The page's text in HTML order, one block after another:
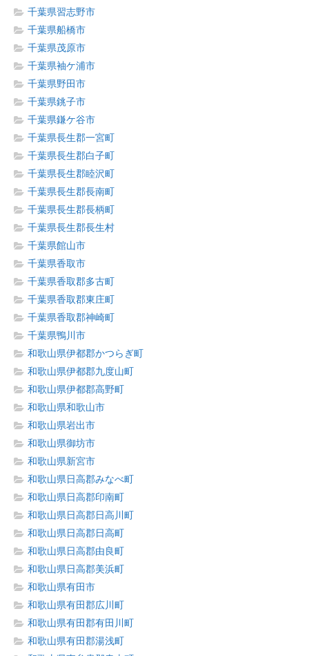
千葉県習志野市
千葉県船橋市
千葉県茂原市
千葉県袖ケ浦市
千葉県野田市
千葉県銚子市
千葉県鎌ケ谷市
千葉県長生郡一宮町
千葉県長生郡白子町
千葉県長生郡睦沢町
千葉県長生郡長南町
千葉県長生郡長柄町
千葉県長生郡長生村
千葉県館山市
千葉県香取市
千葉県香取郡多古町
千葉県香取郡東庄町
千葉県香取郡神崎町
千葉県鴨川市
和歌山県伊都郡かつらぎ町
和歌山県伊都郡九度山町
和歌山県伊都郡高野町
和歌山県和歌山市
和歌山県岩出市
和歌山県御坊市
和歌山県新宮市
和歌山県日高郡みなべ町
和歌山県日高郡印南町
和歌山県日高郡日高川町
和歌山県日高郡日高町
和歌山県日高郡由良町
和歌山県日高郡美浜町
和歌山県有田市
和歌山県有田郡広川町
和歌山県有田郡有田川町
和歌山県有田郡湯浅町